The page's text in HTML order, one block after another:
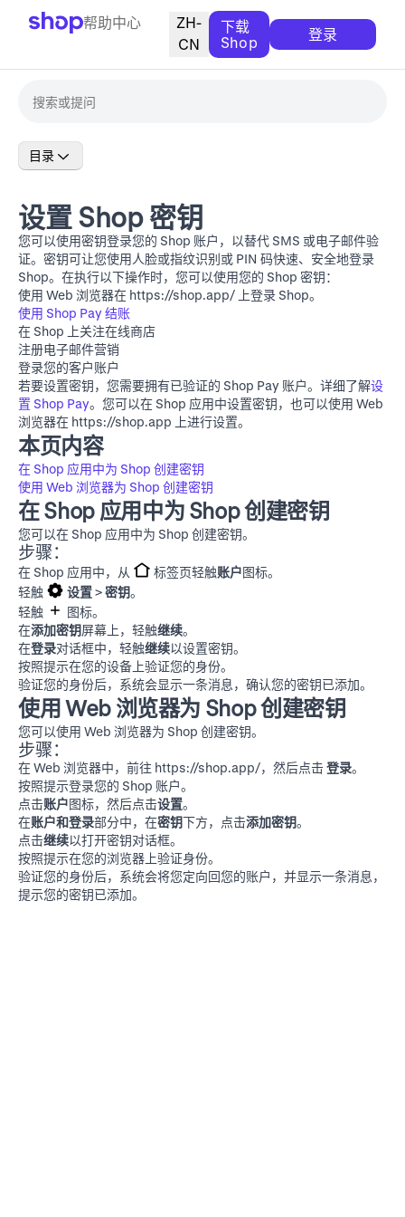
帮助中心
ZH-
CN
下载
Shop
登录
目录
设置 Shop 密钥
您可以使用密钥登录您的 Shop 账户，以替代 SMS 或电子邮件验
证。密钥可让您使用人脸或指纹识别或 PIN 码快速、安全地登录
Shop。在执行以下操作时，您可以使用您的 Shop 密钥：
使用 Web 浏览器在 https://shop.app/ 上登录 Shop。
使用 Shop Pay 结账
在 Shop 上关注在线商店
注册电子邮件营销
登录您的客户账户
若要设置密钥，您需要拥有已验证的 Shop Pay 账户。详细了解设
置 Shop Pay。您可以在 Shop 应用中设置密钥，也可以使用 Web
浏览器在 https://shop.app 上进行设置。
本页内容
在 Shop 应用中为 Shop 创建密钥
使用 Web 浏览器为 Shop 创建密钥
在 Shop 应用中为 Shop 创建密钥
您可以在 Shop 应用中为 Shop 创建密钥。
步骤：
在 Shop 应用中，从 标签页轻触账户图标。
轻触
设置>密钥。
轻触
图标。
在添加密钥屏幕上，轻触继续。
在登录对话框中，轻触继续以设置密钥。
按照提示在您的设备上验证您的身份。
验证您的身份后，系统会显示一条消息，确认您的密钥已添加。
使用 Web 浏览器为 Shop 创建密钥
您可以使用 Web 浏览器为 Shop 创建密钥。
步骤：
在 Web 浏览器中，前往 https://shop.app/，然后点击登录。
按照提示登录您的 Shop 账户。
点击账户图标，然后点击设置。
在账户和登录部分中，在密钥下方，点击添加密钥。
点击继续以打开密钥对话框。
按照提示在您的浏览器上验证身份。
验证您的身份后，系统会将您定向回您的账户，并显示一条消息，
提示您的密钥已添加。